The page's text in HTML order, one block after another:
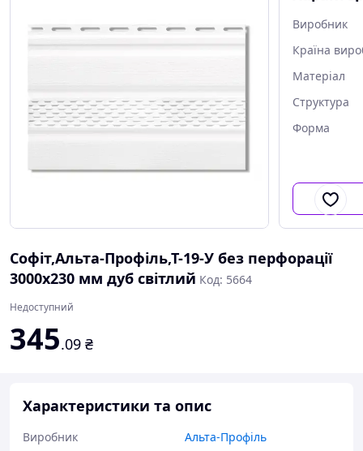
Виробник
Країна
Матеріал
Структура
Форма
Софіт,Альта-Профіль,Т-19-У без перфорації
3000х230 мм дуб світлий Код: 5664
Недоступний
345.09 ₴
Характеристики та опис
Виробник
Альта-Профіль